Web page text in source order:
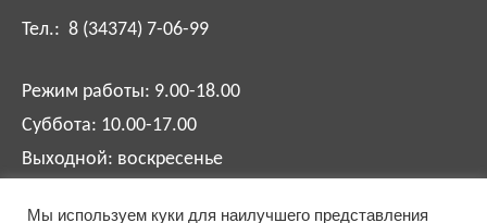
Тел.: 8 (34374) 7-06-99
Режим работы: 9.00-18.00
Суббота: 10.00-17.00
Выходной: воскресенье
Мы используем куки для наилучшего представления